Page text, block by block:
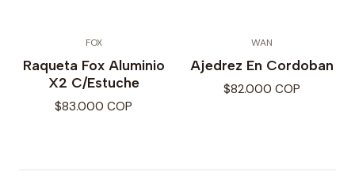
FOX
Raqueta Fox Aluminio
X2 C/Estuche
$83.000 COP
WAN
Ajedrez En Cordoban
$82.000 COP